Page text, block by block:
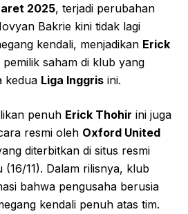
2025, terjadi perubahan
Bakrie kini tidak lagi
kendali, menjadikan Erick
saham di klub yang
kedua Liga Inggris ini.
penuh Erick Thohir ini juga
resmi oleh Oxford United
diterbitkan di situs resmi
(16/11). Dalam rilisnya, klub
bahwa pengusaha berusia
kendali penuh atas tim.